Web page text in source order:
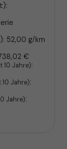
52,00 g/km
€
10 Jahre):
Jahre):
Jahre):